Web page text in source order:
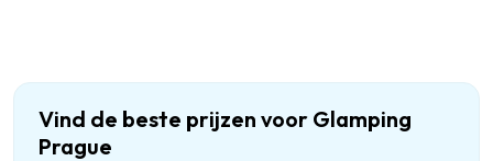
Vind de beste prijzen voor Glamping
Prague